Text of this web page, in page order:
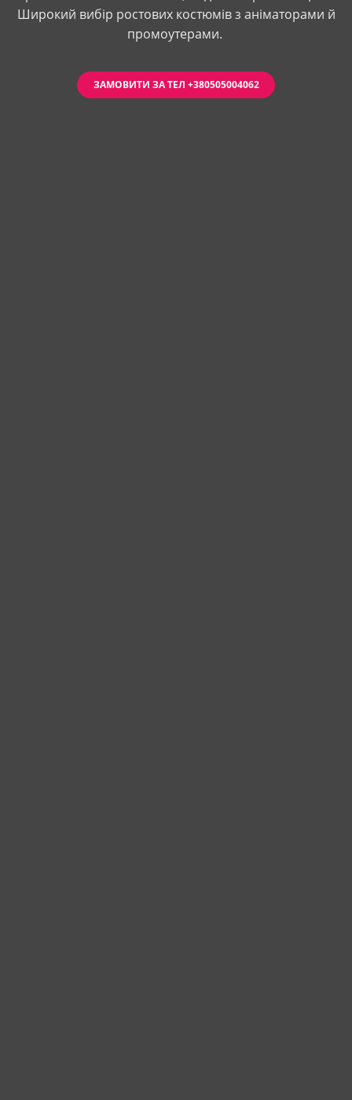
Широкий вибір ростових костюмів з аніматорами й
промоутерами.
ЗАМОВИТИ ЗА ТЕЛ +380505004062